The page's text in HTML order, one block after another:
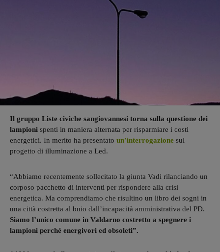
Il gruppo Liste civiche sangiovannesi torna sulla questione dei
lampioni spenti in maniera alternata per risparmiare i costi
energetici. In merito ha presentato un’interrogazione sul
progetto di illuminazione a Led.
“Abbiamo recentemente sollecitato la giunta Vadi rilanciando un
corposo pacchetto di interventi per rispondere alla crisi
energetica. Ma comprendiamo che risultino un libro dei sogni in
una città costretta al buio dall’incapacità amministrativa del PD.
Siamo l’unico comune in Valdarno costretto a spegnere i
lampioni perché energivori ed obsoleti”.